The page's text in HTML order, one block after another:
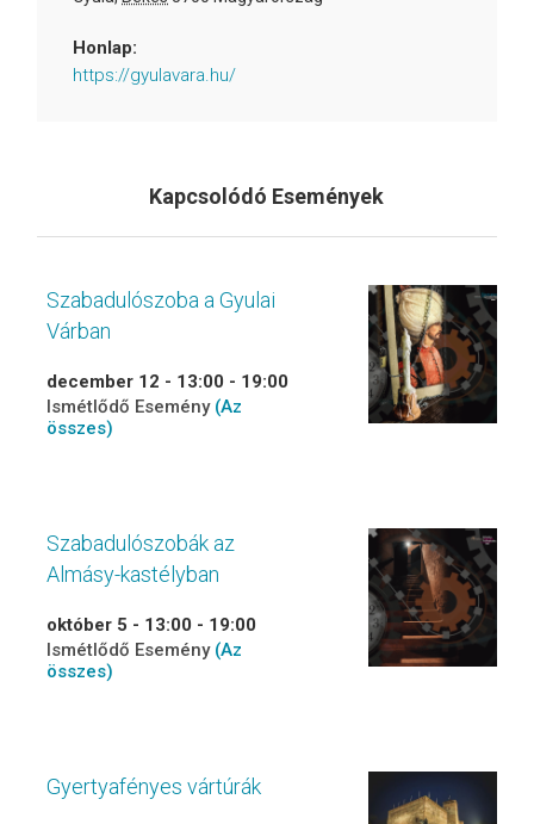
Honlap:
https://gyulavara.hu/
Kapcsolódó Események
Szabadulószoba a Gyulai
Várban
december 12 - 13:00 - 19:00
Ismétlődő Esemény (Az
összes)
Szabadulószobák az
Almásy-kastélyban
október 5 - 13:00 - 19:00
Ismétlődő Esemény (Az
összes)
Gyertyafényes vártúrák